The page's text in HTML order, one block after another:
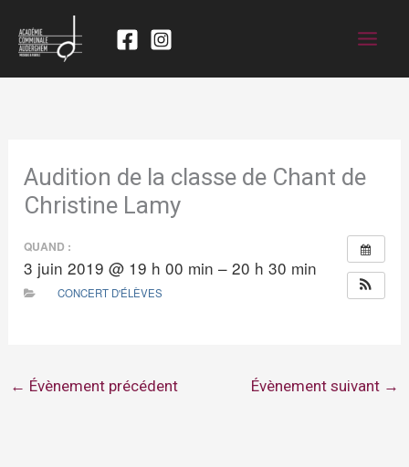
Audition de la classe de Chant de
Christine Lamy
QUAND :
3 juin 2019 @ 19 h 00 min – 20 h 30 min
CONCERT D'ÉLÈVES
← Évènement précédent Évènement suivant →